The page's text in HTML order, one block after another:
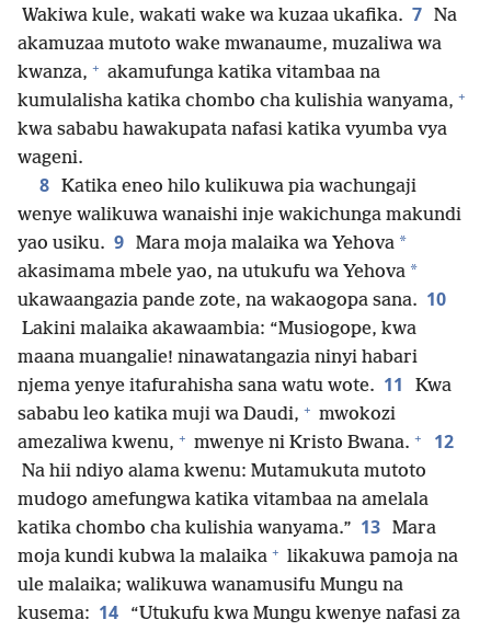
Wakiwa kule, wakati wake wa kuzaa ukafika. 7 Na
akamuzaa mutoto wake mwanaume, muzaliwa wa
kwanza, + akamufunga katika vitambaa na
kumulalisha katika chombo cha kulishia wanyama, +
kwa sababu hawakupata nafasi katika vyumba vya
wageni.
8 Katika eneo hilo kulikuwa pia wachungaji
wenye walikuwa wanaishi inje wakichunga makundi
yao usiku. 9 Mara moja malaika wa Yehova *
akasimama mbele yao, na utukufu wa Yehova *
ukawaangazia pande zote, na wakaogopa sana. 10
Lakini malaika akawaambia: “Musiogope, kwa
maana muangalie! ninawatangazia ninyi habari
njema yenye itafurahisha sana watu wote. 11
Kwa
sababu leo katika muji wa Daudi, + mwokozi
amezaliwa kwenu, + mwenye ni Kristo Bwana. + 12
Na hii ndiyo alama kwenu: Mutamukuta mutoto
mudogo amefungwa katika vitambaa na amelala
katika chombo cha kulishia wanyama.” 13 Mara
moja kundi kubwa la malaika + likakuwa pamoja na
ule malaika; walikuwa wanamusifu Mungu na
kusema: 14
“Utukufu kwa Mungu kwenye nafasi za